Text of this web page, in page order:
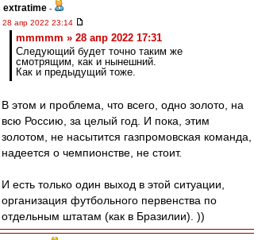
extratime -
28 апр 2022 23:14
mmmmm » 28 апр 2022 17:31
Следующий будет точно таким же
смотрящим, как и нынешний.
Как и предыдущий тоже.
В этом и проблема, что всего, одно золото, на
всю Россию, за целый год. И пока, этим
золотом, не насытится газпромовская команда,
надеется о чемпионстве, не стоит.
И есть только один выход в этой ситуации,
организация футбольного первенства по
отдельным штатам (как в Бразилии). ))